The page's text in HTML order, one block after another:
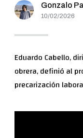
Gonzalo
10/02/2026
Eduardo Cabello,
obrera, definió al
precarización